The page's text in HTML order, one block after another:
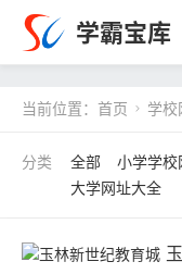
学霸宝库
当前位置： 首页  学校
全部 小学学校
大学网址大全